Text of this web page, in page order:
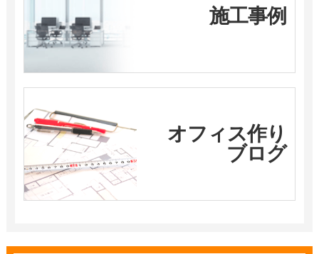
施工事例
オフィス作り
ブログ